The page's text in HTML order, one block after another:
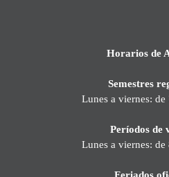
Horarios de
Semestres
Lunes a viernes:
Períodos de
Lunes a viernes:
Feriados